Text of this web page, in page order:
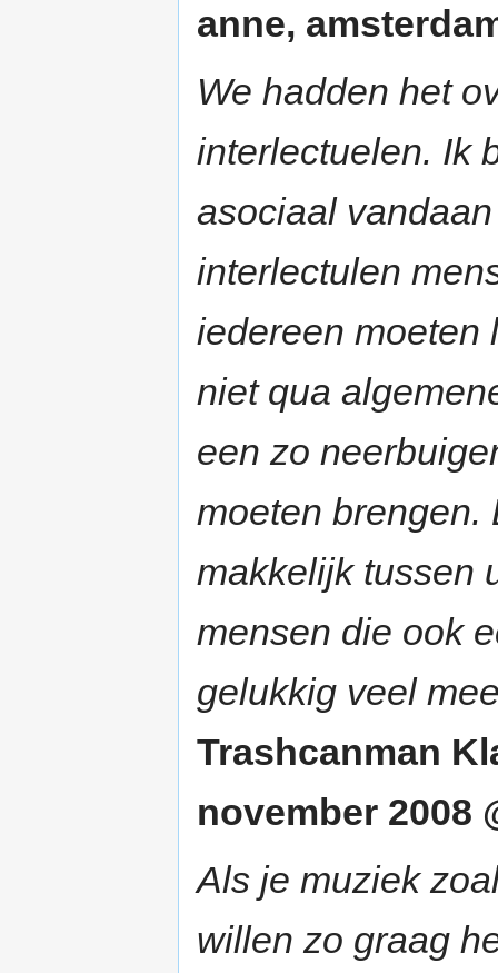
anne,
We hadden het
interlectuelen. Ik
asociaal
interlectulen
iedereen moeten
niet qua
een zo
moeten brengen.
makkelijk tussen
mensen die ook
gelukkig veel
Trashcanman
november 2008
Als je muziek
willen zo graag